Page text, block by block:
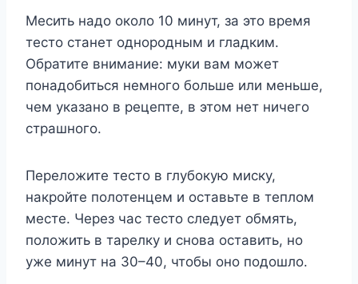
Месить надо около 10 минут, за это время
тесто станет однородным и гладким.
Обратите внимание: муки вам может
понадобиться немного больше или меньше,
чем указано в рецепте, в этом нет ничего
страшного.
Переложите тесто в глубокую миску,
накройте полотенцем и оставьте в теплом
месте. Через час тесто следует обмять,
положить в тарелку и снова оставить, но
уже минут на 30–40, чтобы оно подошло.